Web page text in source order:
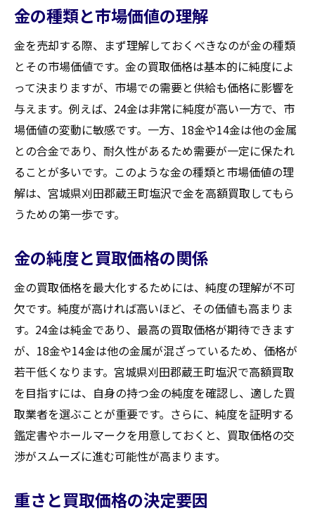
査定額に影響する要因を知る
事前に取引の条件を確認する方法
高額買取を実現するための交渉術
初めての交渉を成功させるコツ
買取業者との上手なコミュニケーション
価格交渉のタイミングを見極める
他店との比較を活用する方法
交渉時のNG行動を避けるポイント
買取業者との関係を良好に保つ秘訣
地元での買取プロセスの理解
買取専門店と一般店の違い
査定と買取の流れをスムーズにする方法
地域特有の買取サービスの活用
地元でのイベントやキャンペーン情報
地元住民の声を参考にした買取体験
買取相場を把握して賢く取引を進める方法
最新の買取相場を知る方法
相場変動に影響を与える要因
オークションと買取の違いを理解
金の種類と市場価値の理解
金を売却する際、まず理解しておくべきなのが金の種類
とその市場価値です。金の買取価格は基本的に純度によ
って決まりますが、市場での需要と供給も価格に影響を
与えます。例えば、24金は非常に純度が高い一方で、市
場価値の変動に敏感です。一方、18金や14金は他の金属
との合金であり、耐久性があるため需要が一定に保たれ
ることが多いです。このような金の種類と市場価値の理
解は、宮城県刈田郡蔵王町塩沢で金を高額買取してもら
うための第一歩です。
金の純度と買取価格の関係
金の買取価格を最大化するためには、純度の理解が不可
欠です。純度が高ければ高いほど、その価値も高まりま
す。24金は純金であり、最高の買取価格が期待できます
が、18金や14金は他の金属が混ざっているため、価格が
若干低くなります。宮城県刈田郡蔵王町塩沢で高額買取
を目指すには、自身の持つ金の純度を確認し、適した買
取業者を選ぶことが重要です。さらに、純度を証明する
鑑定書やホールマークを用意しておくと、買取価格の交
渉がスムーズに進む可能性が高まります。
重さと買取価格の決定要因